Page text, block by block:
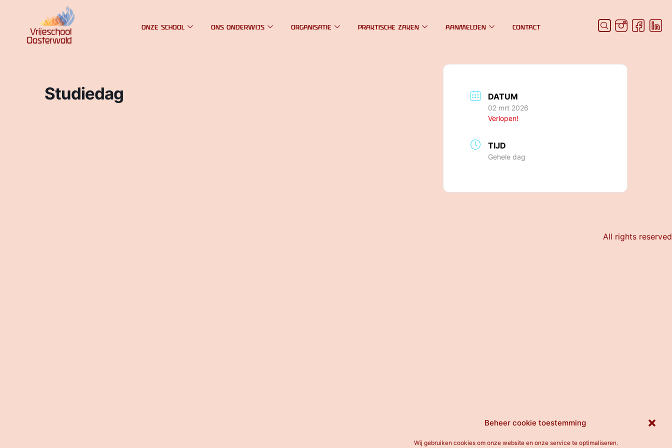
Beheer cookie toestemming
Wij gebruiken cookies om onze website en onze service te optimaliseren.
ONZE SCHOOL ONS ONDERWIJS ORGANISATIE PRAKTISCHE ZAKEN AANMELDEN CONTACT
Studiedag DATUM
02 mrt 2026
Verlopen!
TIJD
Gehele dag
All rights reserved